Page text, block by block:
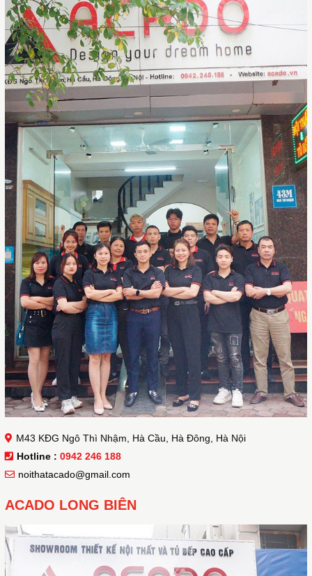
M43 KĐG Ngô Thì Nhậm, Hà Cầu, Hà Đông, Hà Nội
Hotline : 0942 246 188
noithatacado@gmail.com
ACADO LONG BIÊN